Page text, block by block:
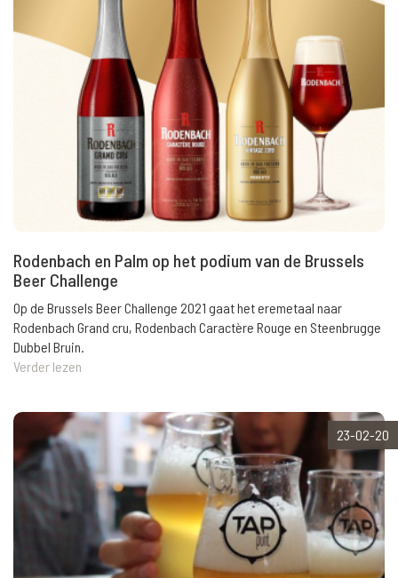
Rodenbach en Palm op het podium van de Brussels
Beer Challenge
Op de Brussels Beer Challenge 2021 gaat het eremetaal naar
Rodenbach Grand cru, Rodenbach Caractère Rouge en Steenbrugge
Dubbel Bruin.
Verder lezen
23-02-20